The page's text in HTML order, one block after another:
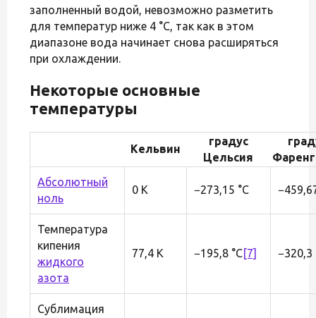
заполненный водой, невозможно разметить
для температур ниже 4 °C, так как в этом
диапазоне вода начинает снова расширяться
при охлаждении.
Некоторые основные
температуры
Кельвин
градус
Цельсия
Абсолютный
ноль
0 K −273,15 °C
Температура
кипения
жидкого
азота
77,4 K −195,8 °C[7] −320,3
Сублимация